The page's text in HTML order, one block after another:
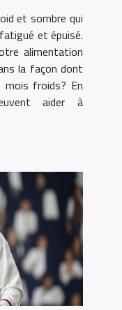
et sombre qui
et épuisé.
alimentation
la façon dont
froids? En
aider à